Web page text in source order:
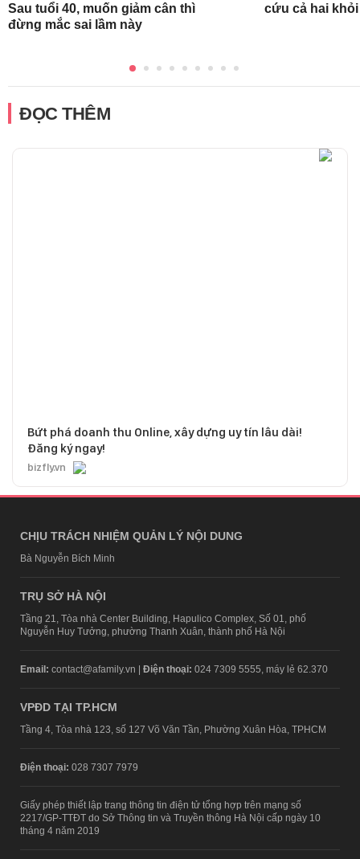
Sau tuổi 40, muốn giảm cân thì
đừng mắc sai lầm này
cứu cả hai
ĐỌC THÊM
Bứt phá doanh thu Online, xây dựng uy tín lâu dài!
Đăng ký ngay!
bizfly.vn
CHỊU TRÁCH NHIỆM QUẢN LÝ NỘI DUNG
Bà Nguyễn Bích Minh
TRỤ SỞ HÀ NỘI
Tầng 21, Tòa nhà Center Building, Hapulico Complex, Số 01, phố
Nguyễn Huy Tưởng, phường Thanh Xuân, thành phố Hà Nội
Email: contact@afamily.vn | Điện thoại: 024 7309 5555, máy lẻ 62.370
VPĐD TẠI TP.HCM
Tầng 4, Tòa nhà 123, số 127 Võ Văn Tần, Phường Xuân Hòa, TPHCM
Điện thoại: 028 7307 7979
Giấy phép thiết lập trang thông tin điện tử tổng hợp trên mạng số
2217/GP-TTĐT do Sở Thông tin và Truyền thông Hà Nội cấp ngày 10
tháng 4 năm 2019